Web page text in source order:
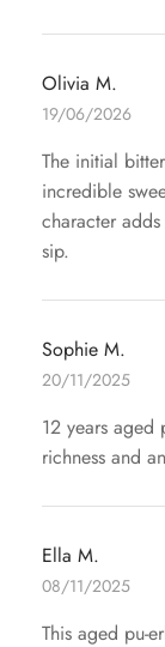
Olivia M.
19/06/2026
The initial
incredible
character
sip.
Sophie M.
20/11/2025
12 years aged
richness and
Ella M.
08/11/2025
This aged pu-